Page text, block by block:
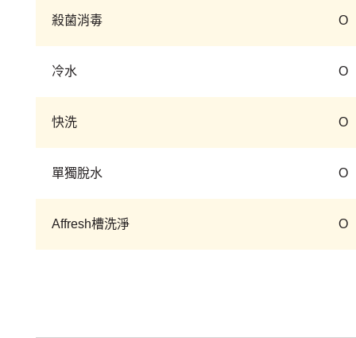
殺菌消毒 O
冷水 O
快洗 O
單獨脫水 O
Affresh槽洗淨 O